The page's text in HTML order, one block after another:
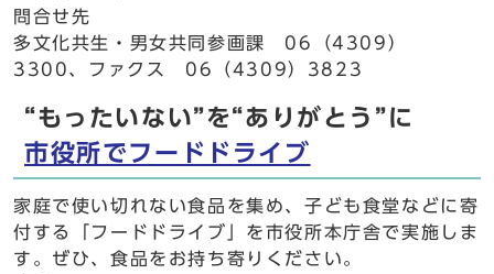
問合せ先
多文化共生・男女共同参画課 06（4309）
3300、ファクス 06（4309）3823
“もったいない”を“ありがとう”に
市役所でフードドライブ
家庭で使い切れない食品を集め、子ども食堂などに寄
付する「フードドライブ」を市役所本庁舎で実施しま
す。ぜひ、食品をお持ち寄りください。